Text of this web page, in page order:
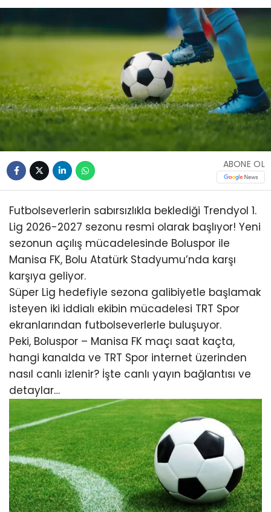
ABONE OL
Futbolseverlerin sabırsızlıkla beklediği Trendyol 1.
Lig 2026-2027 sezonu resmi olarak başlıyor! Yeni
sezonun açılış mücadelesinde Boluspor ile
Manisa FK, Bolu Atatürk Stadyumu’nda karşı
karşıya geliyor.
Süper Lig hedefiyle sezona galibiyetle başlamak
isteyen iki iddialı ekibin mücadelesi TRT Spor
ekranlarından futbolseverlerle buluşuyor.
Peki, Boluspor – Manisa FK maçı saat kaçta,
hangi kanalda ve TRT Spor internet üzerinden
nasıl canlı izlenir? İşte canlı yayın bağlantısı ve
detaylar…